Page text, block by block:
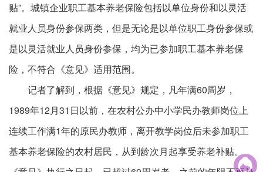
贴”。城镇企业职工基本养老保险包括以单位身份和以灵活
就业人员身份参保两类，但是无论是以单位职工身份参保或
是以灵活就业人员身份参保，均为已参加职工基本养老保
险，不符合《意见》适用范围。
记者了解到，根据《意见》规定，凡年满60周岁，
1989年12月31日以前，在农村公办中小学民办教师岗位上
连续工作满1年的原民办教师，离开教学岗位后未参加职工
基本养老保险的农村居民，从到龄次月起享受养老补贴。
